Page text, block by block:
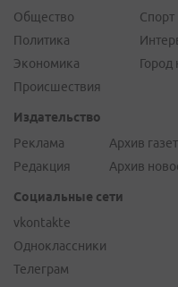
Общество
Политика
Экономика
Происшествия
Спорт
Город
Издательство
Реклама
Редакция
Архив
Архив
Социальные сети
vkontakte
Одноклассники
Телеграм